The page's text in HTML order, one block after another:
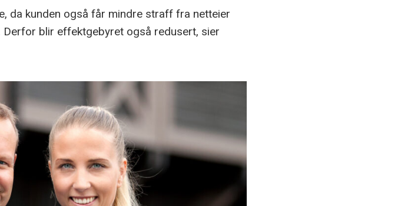
da kunden også får mindre straff fra netteier
blir effektgebyret også redusert, sier